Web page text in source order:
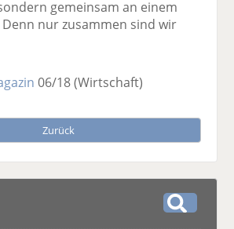
gemeinsam an einem
Denn nur zusammen sind wir
06/18(Wirtschaft)
Zurück